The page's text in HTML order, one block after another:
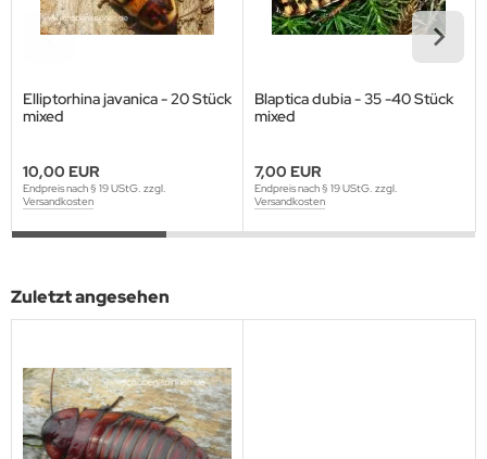
Elliptorhina javanica - 20 Stück
mixed
10,00 EUR
Endpreis nach § 19 UStG. zzgl.
Versandkosten
Blaptica dubia - 35 -40 Stück
mixed
7,00 EUR
Endpreis nach § 19 UStG. zzgl.
Versandkosten
Zuletzt angesehen